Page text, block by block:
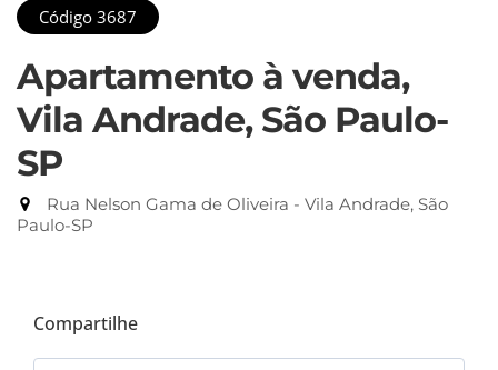
Código 3687
Apartamento à venda,
Vila Andrade, São Paulo-
SP
Rua Nelson Gama de Oliveira - Vila Andrade, São
Paulo-SP
Compartilhe